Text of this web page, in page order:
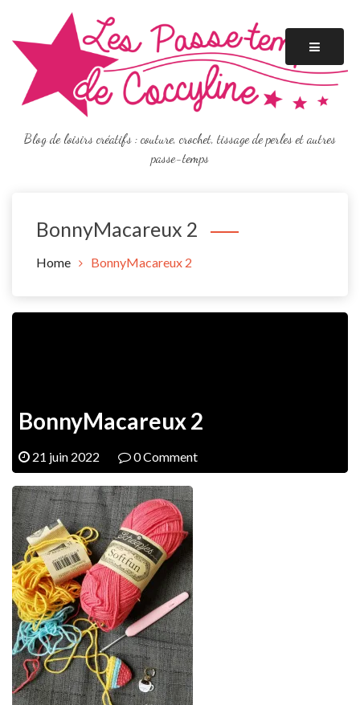
content
Blog de loisirs créatifs : couture, crochet, tissage de perles et autres
passe-temps
BonnyMacareux 2
Home BonnyMacareux 2
BonnyMacareux 2
21 juin 2022 0 Comment